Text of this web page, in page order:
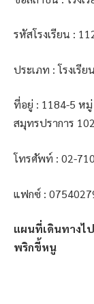
รหัสโรงเรียน :
ประเภท : โรงเรี
ที่อยู่ : 1184-5 หมู่
สมุทรปราการ
โทรศัพท์ : 02-
แฟกซ์ :
แผนที่เดินทางไ
พริกขี้หนู